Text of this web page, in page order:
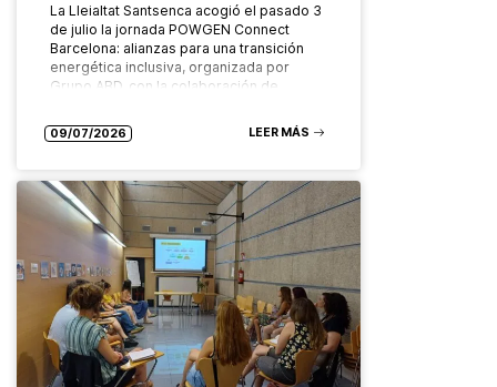
La Lleialtat Santsenca acogió el pasado 3
de julio la jornada POWGEN Connect
Barcelona: alianzas para una transición
energética inclusiva, organizada por
Grupo ABD, con la colaboración de
09/07/2026 LEER MÁS